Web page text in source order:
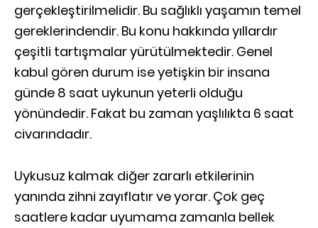
gerçekleştirilmelidir. Bu sağlıklı yaşamın temel
gereklerindendir. Bu konu hakkında yıllardır
çeşitli tartışmalar yürütülmektedir. Genel
kabul gören durum ise yetişkin bir insana
günde 8 saat uykunun yeterli olduğu
yönündedir. Fakat bu zaman yaşlılıkta 6 saat
civarındadır.
Uykusuz kalmak diğer zararlı etkilerinin
yanında zihni zayıflatır ve yorar. Çok geç
saatlere kadar uyumama zamanla bellek